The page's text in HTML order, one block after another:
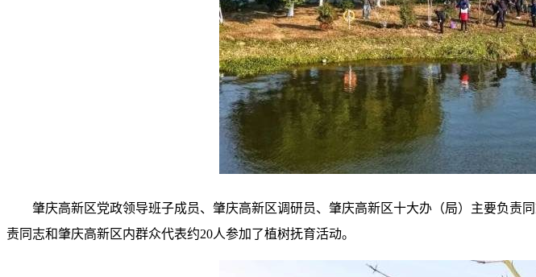
肇庆高新区党政领导班子成员、肇庆高新区调研员、肇庆高新区十大办（局）主要负责
责同志和肇庆高新区内群众代表约20人参加了植树抚育活动。